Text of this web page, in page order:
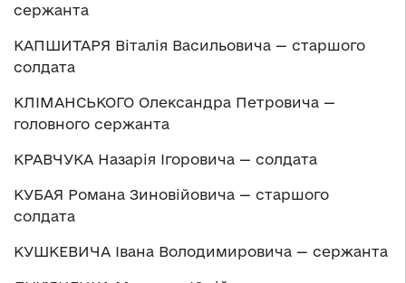
сержанта
КАПШИТАРЯ Віталія Васильовича — старшого
солдата
КЛІМАНСЬКОГО Олександра Петровича —
головного сержанта
КРАВЧУКА Назарія Ігоровича — солдата
КУБАЯ Романа Зиновійовича — старшого
солдата
КУШКЕВИЧА Івана Володимировича — сержанта